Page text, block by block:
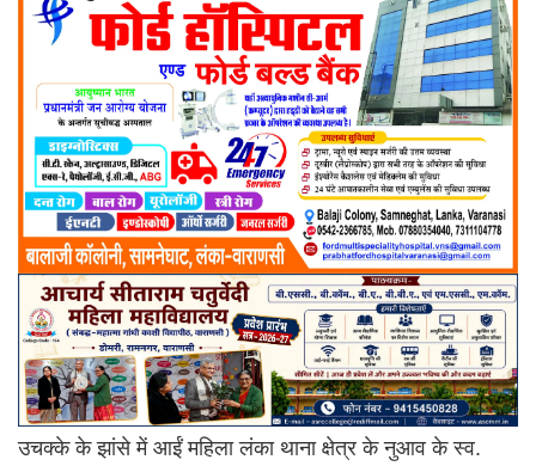
उचक्के के झांसे में आईं महिला लंका थाना क्षेत्र के नुआव के स्व.